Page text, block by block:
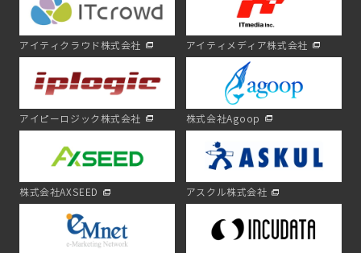
アイティクラウド株式会社 アイティメディア株式会社
アイピーロジック株式会社 株式会社Agoop
株式会社AXSEED アスクル株式会社